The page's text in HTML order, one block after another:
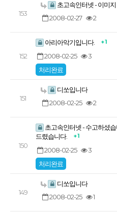
153
초고속인터넷 - 이미
2008-02-27
2
152
아리아악기입니다. + 1
2008-02-25
3
처리완료
151
디쏘입니다
2008-02-25
2
150
초고속인터넷 - 수고하셨
드렸습니다.
+ 1
2008-02-25
3
처리완료
149
디쏘입니다
2008-02-25
1